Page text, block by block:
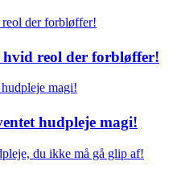
hvid reol der forbløffer!
hudpleje magi!